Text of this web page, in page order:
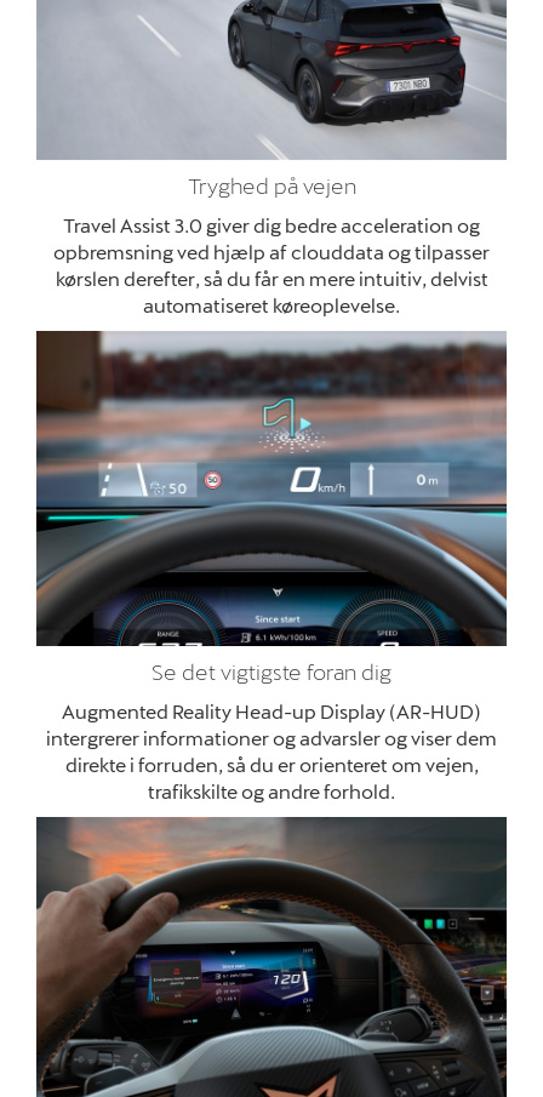
Tryghed på vejen
Travel Assist 3.0 giver dig bedre acceleration og
opbremsning ved hjælp af clouddata og tilpasser
kørslen derefter, så du får en mere intuitiv, delvist
automatiseret køreoplevelse.
Se det vigtigste foran dig
Augmented Reality Head-up Display (AR-HUD)
intergrerer informationer og advarsler og viser dem
direkte i forruden, så du er orienteret om vejen,
trafikskilte og andre forhold.